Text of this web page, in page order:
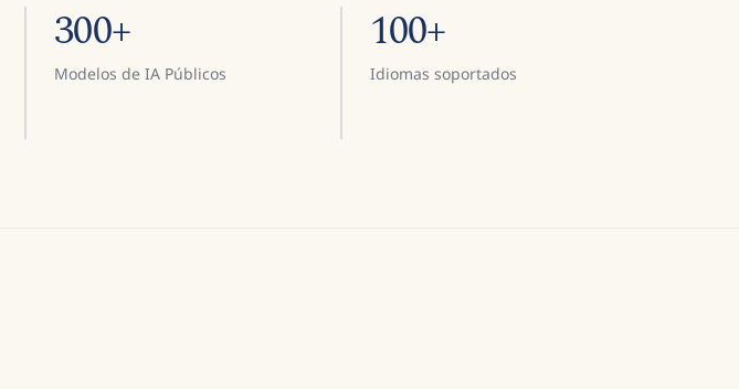
300+
Modelos de IA Públicos
100+
Idiomas soportados